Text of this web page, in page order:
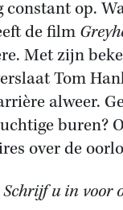
op.
de film
Met zijn
Tom
alweer.
buren?
over de
u in voor